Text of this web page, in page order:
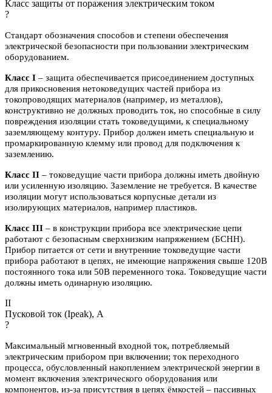
Класс защиты от поражения электрическим током
?
Стандарт обозначения способов и степени обеспечения
электрической безопасности при пользовании электрическим
оборудованием.
Класс I – защита обеспечивается присоединением доступных
для прикосновения нетоковедущих частей прибора из
токопроводящих материалов (например, из металлов),
конструктивно не должных проводить ток, но способные в силу
повреждения изоляции стать токоведущими, к специальному
заземляющему контуру. Прибор должен иметь специальную и
промаркированную клемму или провод для подключения к
заземлению.
Класс II – токоведущие части прибора должны иметь двойную
или усиленную изоляцию. Заземление не требуется. В качестве
изоляции могут использоваться корпусные детали из
изолирующих материалов, например пластиков.
Класс III – в конструкции прибора все электрические цепи
работают с безопасным сверхнизким напряжением (БСНН).
Прибор питается от сети и внутренние токоведущие части
прибора работают в цепях, не имеющие напряжения свыше 120В
постоянного тока или 50В переменного тока. Токоведущие части
должны иметь одинарную изоляцию.
II
Пусковой ток (Ipeak), A
?
Максимальный мгновенный входной ток, потребляемый
электрическим прибором при включении; ток переходного
процесса, обусловленный накоплением электрической энергии в
момент включения электрического оборудования или
компонентов, из-за присутствия в цепях ёмкостей – пассивных